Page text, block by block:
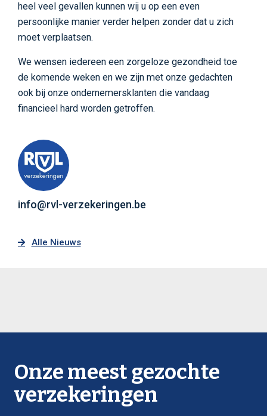
info@rvl-verzekeringen.be
Alle Nieuws
heel veel gevallen kunnen wij u op een even
persoonlijke manier verder helpen zonder dat u zich
moet verplaatsen.
We wensen iedereen een zorgeloze gezondheid toe
de komende weken en we zijn met onze gedachten
ook bij onze ondernemersklanten die vandaag
financieel hard worden getroffen.
Onze meest gezochte
verzekeringen